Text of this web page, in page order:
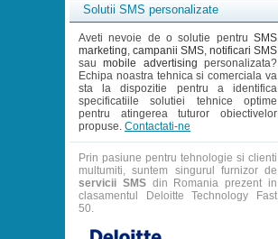
Solutii SMS personalizate
Aveti nevoie de o solutie pentru SMS
marketing, campanii SMS, notificari SMS
saumobile advertising personalizata?
Echipa noastra tehnica si comerciala va
sta la dispozitie pentru a identifica
specificatiile solutiei tehnice optime
pentru atingerea tuturor obiectivelor
propuse. Contactati-ne
Prin pasiune pentru tehnologie si clienti
multumiti, suntem singurul furnizor de
servicii SMSdin Romania prezent in
clasamentul Deloitte Technology Fast
50.